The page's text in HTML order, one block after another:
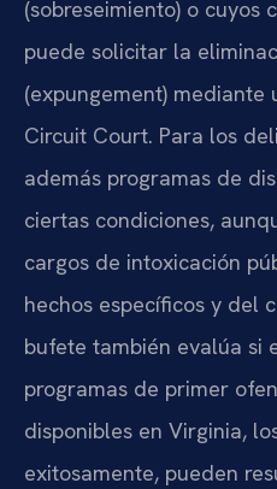
(sobreseimiento) o cuyos
puede solicitar la
(expungement) mediante
Circuit Court. Para los
además programas de
ciertas condiciones,
cargos de intoxicación
hechos específicos y del
bufete también evalúa si
programas de primer
disponibles en Virginia,
exitosamente, pueden